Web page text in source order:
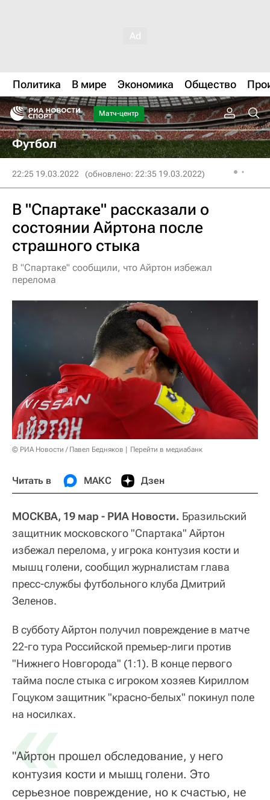
Политика В мире Экономика Общество
Матч-центр
Футбол
22:25 19.03.2022 (обновлено: 22:35 19.03.2022)
В "Спартаке" рассказали о
состоянии Айртона после
страшного стыка
В "Спартаке" сообщили, что Айртон избежал
перелома
© РИА Новости / Павел Бедняков Перейти в медиабанк
Читать в МАКС Дзен
МОСКВА, 19 мар - РИА Новости. Бразильский
защитник московского "Спартака" Айртон
избежал перелома, у игрока контузия кости и
мышц голени, сообщил журналистам глава
пресс-службы футбольного клуба Дмитрий
Зеленов.
В субботу Айртон получил повреждение в матче
22-го тура Российской премьер-лиги против
"Нижнего Новгорода" (1:1). В конце первого
тайма после стыка с игроком хозяев Кириллом
Гоцуком защитник "красно-белых" покинул поле
на носилках.
«
"Айртон прошел обследование, у него
контузия кости и мышц голени. Это
серьезное повреждение, но к счастью, не